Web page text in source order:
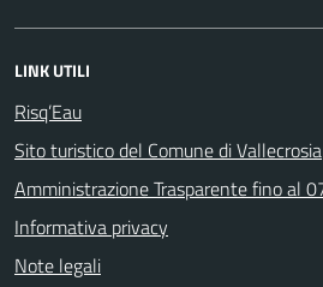
LINK UTILI
Risq’Eau
Sito turistico del Comune di Vallecrosia
Amministrazione Trasparente fino al
Informativa privacy
Note legali